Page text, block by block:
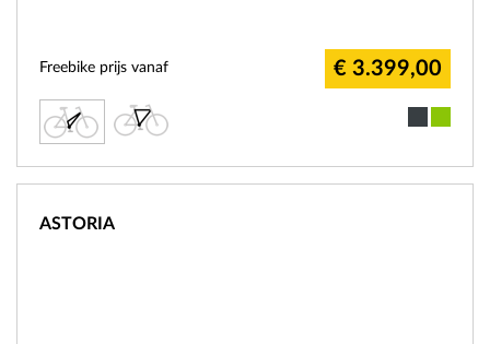
Freebike prijs vanaf € 3.399,00
ASTORIA